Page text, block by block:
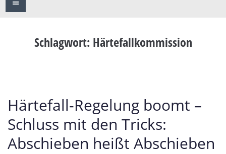
Schlagwort: Härtefallkommission
Härtefall-Regelung boomt –
Schluss mit den Tricks:
Abschieben heißt Abschieben